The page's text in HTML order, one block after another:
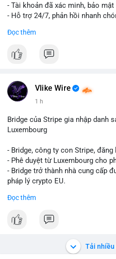
- Tài khoản đã xác minh, bảo
- Hỗ trợ 24/7, phản hồi nhanh
nay:
📧 Email:
Đọc thêm
Vlike Wire
1 h
Bridge của Stripe gia nhập danh
Luxembourg
- Bridge, công ty con Stripe, đăng
- Phê duyệt từ Luxembourg cho
- Bridge trở thành nhà cung cấp
pháp lý crypto EU.
#luxembourg
Đọc thêm
Tải nhiều